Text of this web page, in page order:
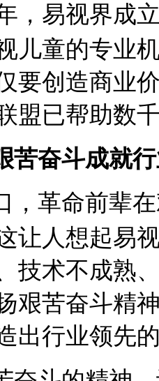
，易视界成
儿童的专业
要创造商业
盟已帮助数
苦奋斗成就
，革命前辈
让人想起易
技术不成熟
艰苦奋斗精
出行业领先